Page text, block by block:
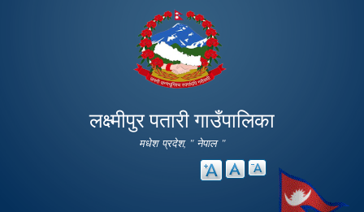
main
content
लक्ष्मीपुर पतारी गाउँपालिका
मधेश प्रदेश, " नेपाल "